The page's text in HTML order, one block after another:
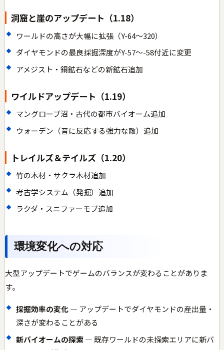
洞窟と崖のアップデート（1.18）
ワールドの高さが大幅に拡張（Y-64〜320）
ダイヤモンドの最良採掘深度がY-57〜-58付近に変更
アメジスト・銅鉱石などの新鉱石追加
ワイルドアップデート（1.19）
マングローブ沼・古代の都市バイオーム追加
ウォーデン（音に反応する強力な敵）追加
トレイルズ＆テイルズ（1.20）
竹の木材・サクラ木材追加
考古学システム（発掘）追加
ラクダ・スニファーモブ追加
環境変化への対応
大型アップデートでゲームのバランスが変わることがありま
す。
採掘効率の変化— アップデートでダイヤモンドの産出量・
深さが変わることがある
新バイオームの探索— 既存ワールドの未探索エリアに新バ